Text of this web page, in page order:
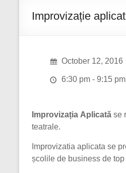
Improvizație
October 12, 2016
6:30 pm - 9:15 pm
Improvizația Aplicată se
teatrale.
Improvizatia aplicata se
școlile de business de top